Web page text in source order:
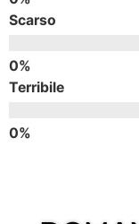
Scarso
Terribile